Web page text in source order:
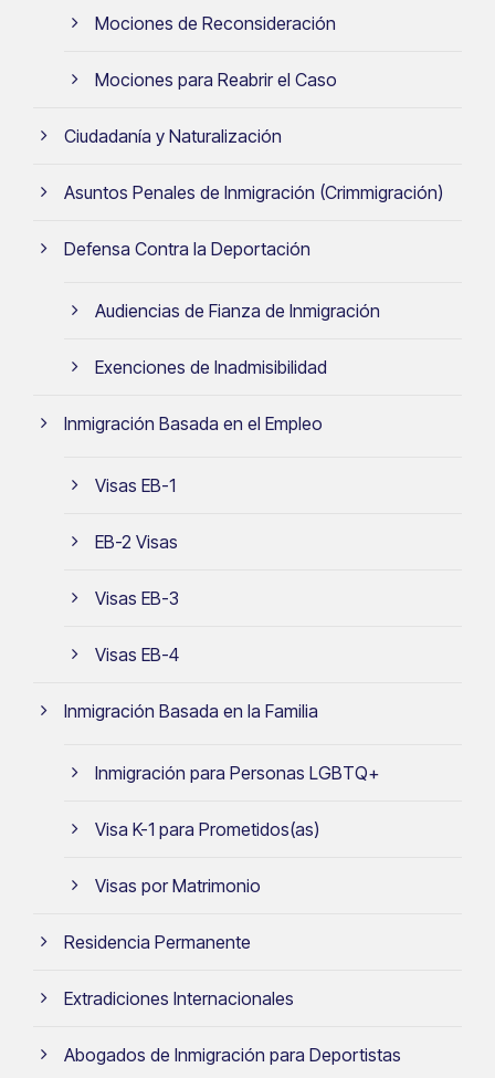
Mociones de Reconsideración
Mociones para Reabrir el Caso
Ciudadanía y Naturalización
Asuntos Penales de Inmigración (Crimmigración)
Defensa Contra la Deportación
Audiencias de Fianza de Inmigración
Exenciones de Inadmisibilidad
Inmigración Basada en el Empleo
Visas EB-1
EB-2 Visas
Visas EB-3
Visas EB-4
Inmigración Basada en la Familia
Inmigración para Personas LGBTQ+
Visa K-1 para Prometidos(as)
Visas por Matrimonio
Residencia Permanente
Extradiciones Internacionales
Abogados de Inmigración para Deportistas